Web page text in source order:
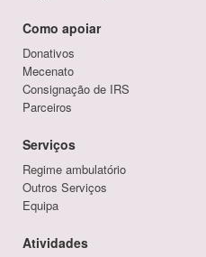
Como apoiar
Donativos
Mecenato
Consignação de IRS
Parceiros
Serviços
Regime ambulatório
Outros Serviços
Equipa
Atividades